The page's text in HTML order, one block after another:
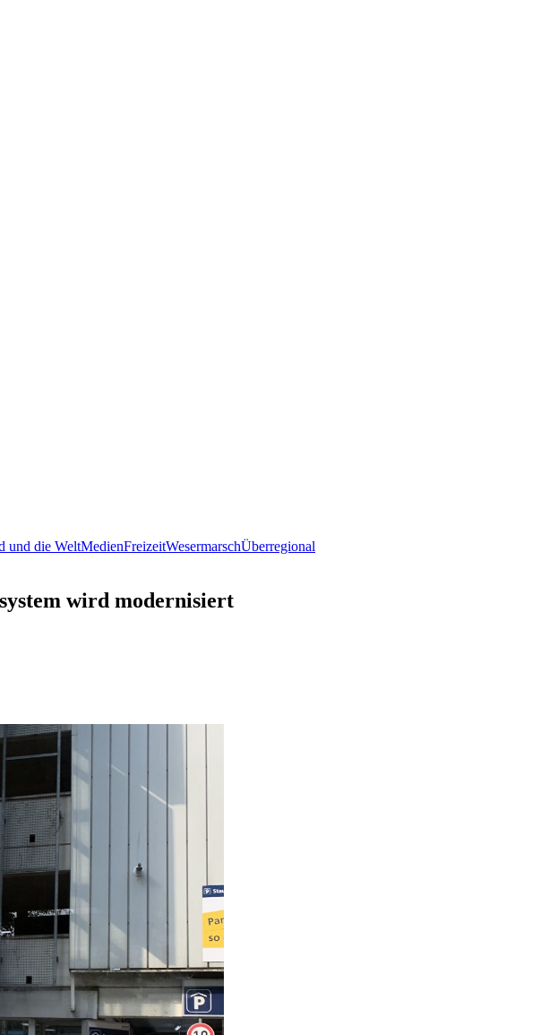
und die WeltMedienFreizeitWesermarschÜberregional
wird modernisiert